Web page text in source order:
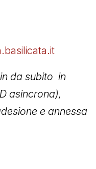
da subito in
asincrona),
e annessa